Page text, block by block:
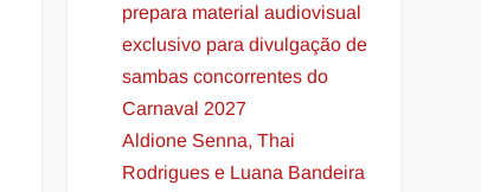
prepara material audiovisual
exclusivo para divulgação de
sambas concorrentes do
Carnaval 2027
Aldione Senna, Thai
Rodrigues e Luana Bandeira